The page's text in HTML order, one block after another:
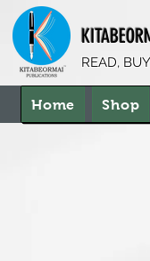
READ,
Home Shop